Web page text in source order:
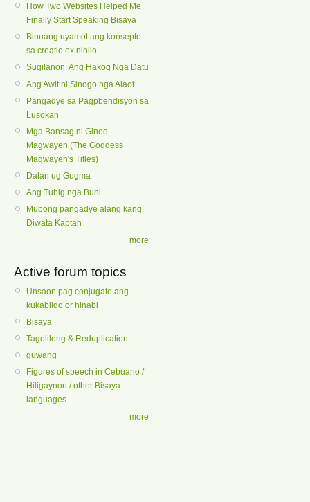
How Two Websites Helped Me
Finally Start Speaking Bisaya
Binuang uyamot ang konsepto
sa creatio ex nihilo
Sugilanon: Ang Hakog Nga Datu
Ang Awit ni Sinogo nga Alaot
Pangadye sa Pagpbendisyon sa
Lusokan
Mga Bansag ni Ginoo
Magwayen (The Goddess
Magwayen's Titles)
Dalan ug Gugma
Ang Tubig nga Buhi
Mubong pangadye alang kang
Diwata Kaptan
more
Active forum topics
Unsaon pag conjugate ang
kukabildo or hinabi
Bisaya
Tagolilong & Reduplication
guwang
Figures of speech in Cebuano /
Hiligaynon / other Bisaya
languages
more